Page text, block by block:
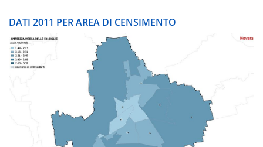
DATI 2011 PER AREA DI CENSIMENTO